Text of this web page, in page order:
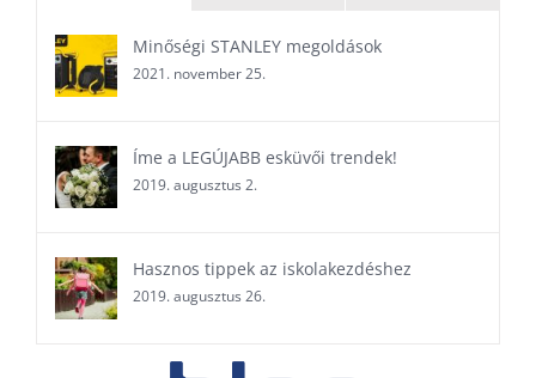
Minőségi STANLEY megoldások
2021. november 25.
Íme a LEGÚJABB esküvői trendek!
2019. augusztus 2.
Hasznos tippek az iskolakezdéshez
2019. augusztus 26.